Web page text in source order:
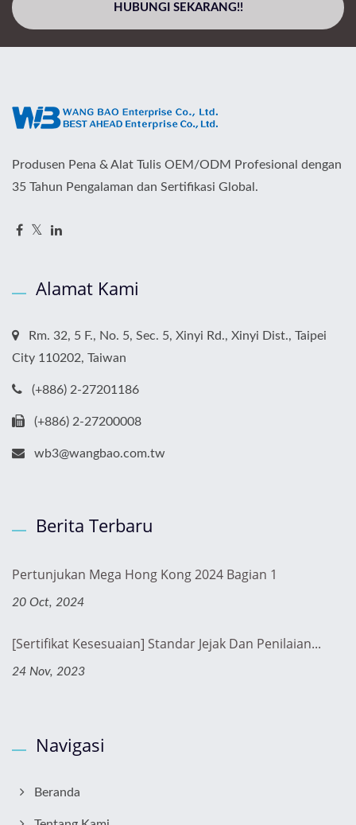
HUBUNGI SEKARANG!!
Produsen Pena & Alat Tulis OEM/ODM Profesional dengan
35 Tahun Pengalaman dan Sertifikasi Global.
Alamat Kami
Rm. 32, 5 F., No. 5, Sec. 5, Xinyi Rd., Xinyi Dist., Taipei
City 110202, Taiwan
(+886) 2-27201186
(+886) 2-27200008
wb3@wangbao.com.tw
Berita Terbaru
Pertunjukan Mega Hong Kong 2024 Bagian 1
20 Oct, 2024
[Sertifikat Kesesuaian] Standar Jejak Dan Penilaian...
24 Nov, 2023
Navigasi
Beranda